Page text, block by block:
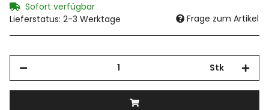
Sofort verfügbar
Lieferstatus: 2-3 Werktage
Frage zum Artikel
Stk